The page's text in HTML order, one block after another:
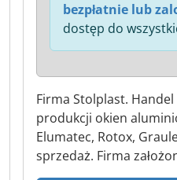
Firma Stolplast.
produkcji okien
Elumatec, Rotox,
sprzedaż. Firma
bezpłatnie lub
dostęp do